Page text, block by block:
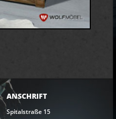
ANSCHRIFT
Spitalstraße 15